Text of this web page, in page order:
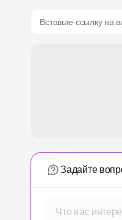
Вставьте ссылку на
Задайте
Что вас